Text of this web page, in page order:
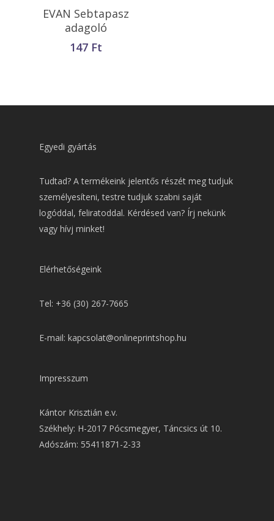
Opciók Választása
EVAN Sebtapasz
adagoló
147 Ft
Egyedi gyártás
Tudtad? A termékeink jelentős részét meg tudjuk
személyesíteni, testre tudjuk szabni saját
logóddal, feliratoddal. Kérdésed van? Írj nekünk
vagy hívj minket!
Elérhetőségeink
Tel: +36 (30) 267-7665
E-mail: kapcsolat@onlineprintshop.hu
Impresszum
Kántor Krisztián e.v.
Székhely: H-2017 Pócsmegyer, Táncsics út 10.
Adószám: 55411871-2-33